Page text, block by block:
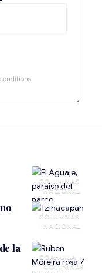
NACIONAL
NACIONAL
COAHUILA
la